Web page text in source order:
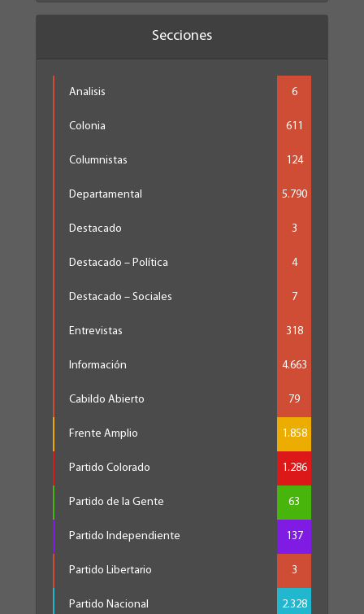
Secciones
Analisis 6
Colonia 611
Columnistas 124
Departamental 5.790
Destacado 3
Destacado – Política 4
Destacado – Sociales 7
Entrevistas 318
Información 4.663
Cabildo Abierto 79
Frente Amplio 1.858
Partido Colorado 1.286
Partido de la Gente 63
Partido Independiente 137
Partido Libertario 3
Partido Nacional 2.328